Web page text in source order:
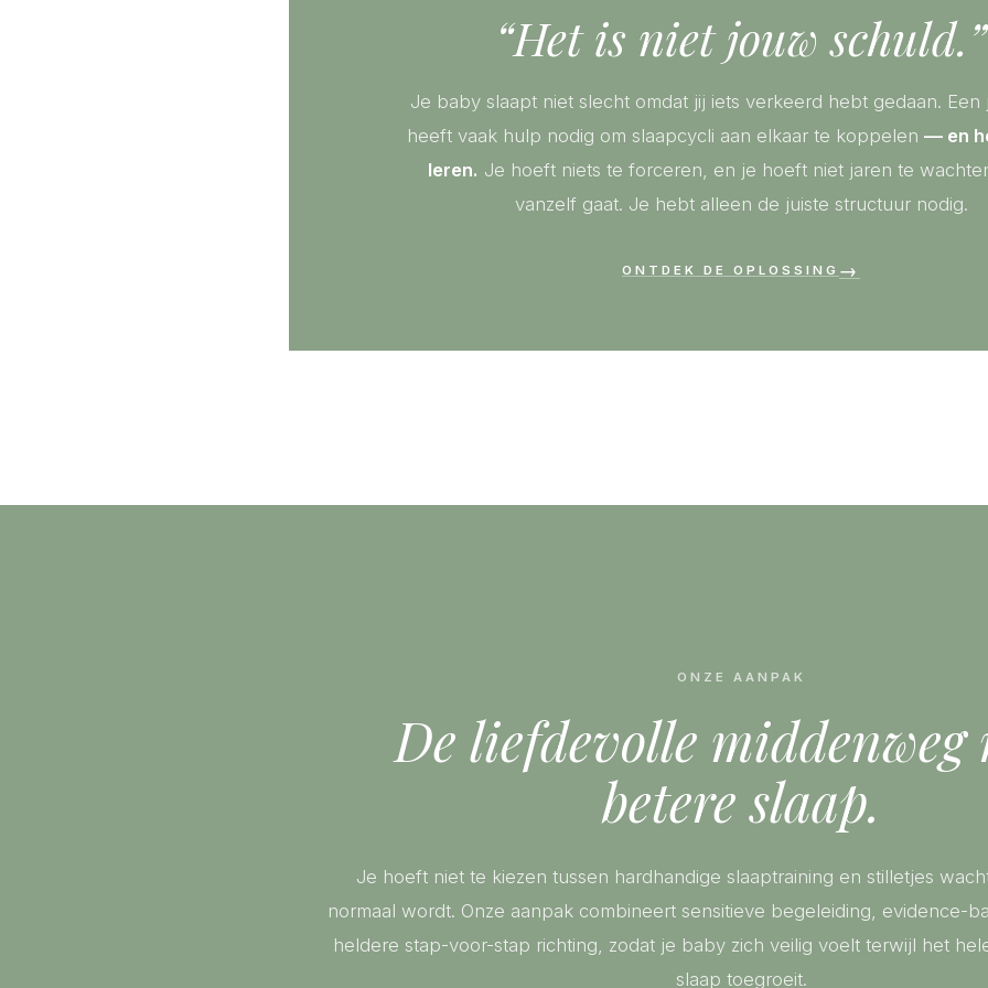
“Het is niet jouw schuld.”
Je baby slaapt niet slecht omdat jij iets verkeerd hebt gedaan. Een
heeft vaak hulp nodig om slaapcycli aan elkaar te koppelen — en
leren. Je hoeft niets te forceren, en je hoeft niet jaren te
vanzelf gaat. Je hebt alleen de juiste structuur nodig.
ONTDEK DE OPLOSSING →
ONZE AANPAK
De liefdevolle middenweg
betere slaap.
Je hoeft niet te kiezen tussen hardhandige slaaptraining en stilletjes
normaal wordt. Onze aanpak combineert sensitieve begeleiding, evidence-
heldere stap-voor-stap richting, zodat je baby zich veilig voelt terwijl het
slaap toegroeit.